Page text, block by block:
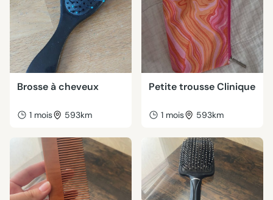
Brosse à cheveux
1 mois 593km
Petite trousse Clinique
1 mois 593km